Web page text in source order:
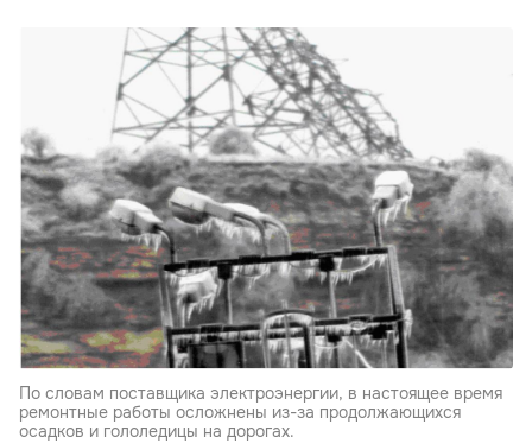
По словам поставщика электроэнергии, в настоящее время
ремонтные работы осложнены из-за продолжающихся
осадков и гололедицы на дорогах.